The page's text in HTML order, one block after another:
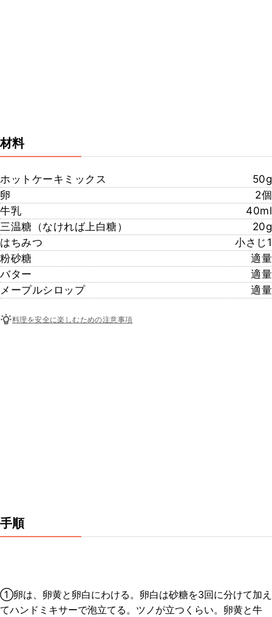
材料
ホットケーキミックス
50g
卵
2個
牛乳
40ml
三温糖（なければ上白糖）
20g
はちみつ
小さじ1
粉砂糖
適量
バター
適量
メープルシロップ
適量
料理を安全に楽しむための注意事項
手順
①卵は、卵黄と卵白にわける。卵白は砂糖を3回に分けて加え
てハンドミキサーで泡立てる。ツノが立つくらい。卵黄と牛